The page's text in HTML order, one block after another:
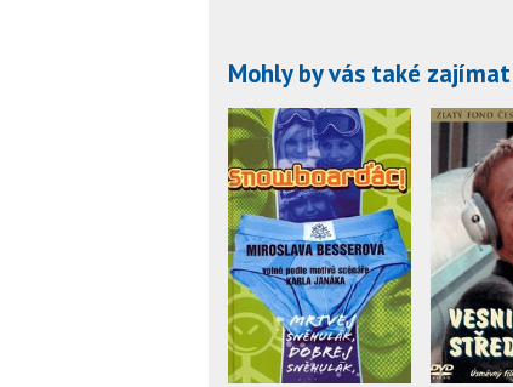
Mohly by vás také zajímat